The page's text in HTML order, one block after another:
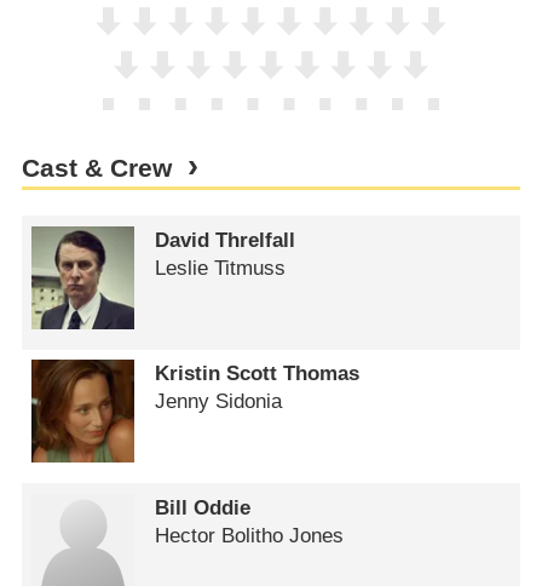
Cast & Crew
David Threlfall
Leslie Titmuss
Kristin Scott Thomas
Jenny Sidonia
Bill Oddie
Hector Bolitho Jones